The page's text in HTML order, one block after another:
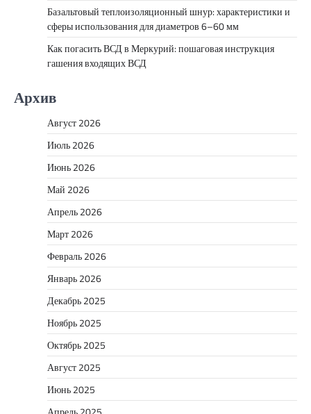
Базальтовый теплоизоляционный шнур: характеристики и
сферы использования для диаметров 6–60 мм
Как погасить ВСД в Меркурий: пошаговая инструкция
гашения входящих ВСД
Архив
Август 2026
Июль 2026
Июнь 2026
Май 2026
Апрель 2026
Март 2026
Февраль 2026
Январь 2026
Декабрь 2025
Ноябрь 2025
Октябрь 2025
Август 2025
Июнь 2025